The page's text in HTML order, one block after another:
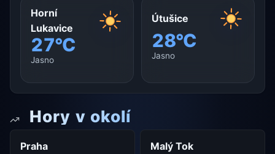
Horní
Lukavice
27°C
Jasno
Útušice
28°C
Jasno
Hory v okolí
Praha Malý Tok